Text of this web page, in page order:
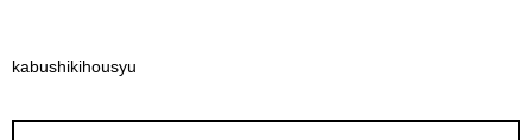
kabushikihousyu